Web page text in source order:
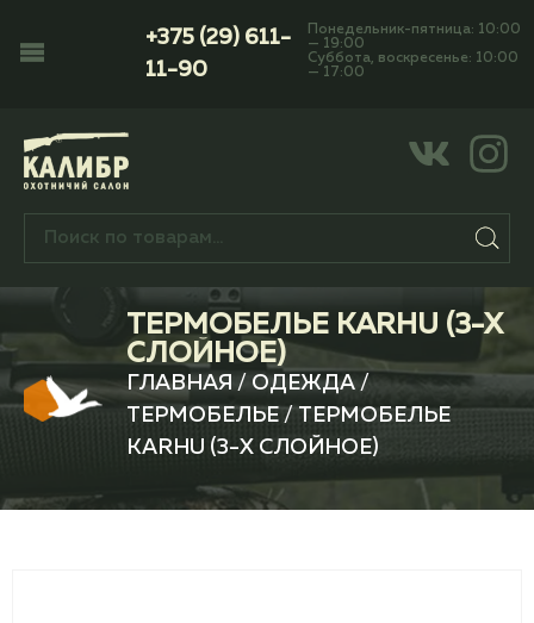
+375 (29) 611-
11-90
Понедельник-пятница: 10:00
— 19:00
Суббота, воскресенье: 10:00
— 17:00
ТЕРМОБЕЛЬЕ KARHU (3-Х
СЛОЙНОЕ)
ГЛАВНАЯ / ОДЕЖДА/
ТЕРМОБЕЛЬЕ/ ТЕРМОБЕЛЬЕ
KARHU (3-Х СЛОЙНОЕ)